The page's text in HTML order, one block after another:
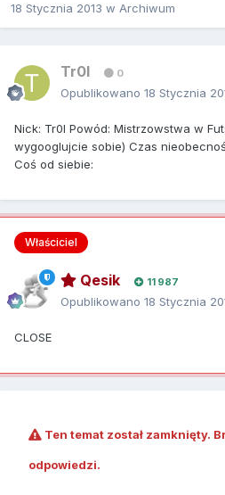
18 Stycznia 2013 w Archiwum
Tr0l 0
Opublikowano 18 Stycznia
Nick: Tr0l Powód: Mistrzowstwa w
wygooglujcie sobie) Czas
Coś od siebie:
Właściciel
Qesik 11 987
Opublikowano 18 Stycznia
CLOSE
Ten temat został zamknięty.
odpowiedzi.